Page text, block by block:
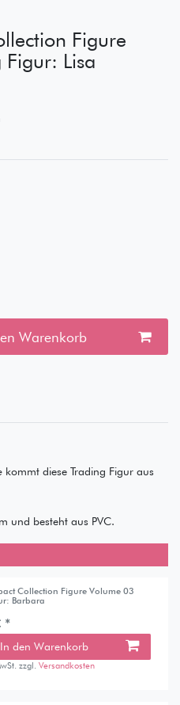
Figure
Lisa
Warenkorb
kommt diese Trading Figur aus
und besteht aus PVC.
Collection Figure Volume 03
Barbara
*
In den Warenkorb
zzgl.Versandkosten